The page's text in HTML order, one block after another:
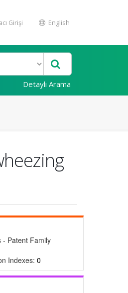
Girişi English
Detaylı Arama
- Patent Family
Indexes: 0